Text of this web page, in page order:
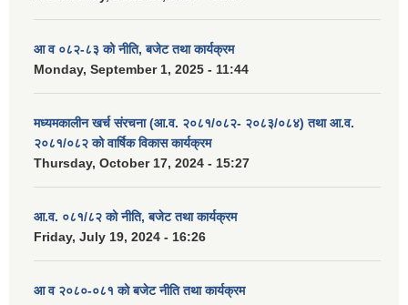
आ व ०८२-८३ को नीति, बजेट तथा कार्यक्रम
Monday, September 1, 2025 - 11:44
मध्यमकालीन खर्च संरचना (आ.व. २०८१/०८२- २०८३/०८४) तथा आ.व.
२०८१/०८२ को वार्षिक विकास कार्यक्रम
Thursday, October 17, 2024 - 15:27
आ.व. ०८१/८२ को नीति, बजेट तथा कार्यक्रम
Friday, July 19, 2024 - 16:26
आ व २०८०-०८१ को बजेट नीति तथा कार्यक्रम